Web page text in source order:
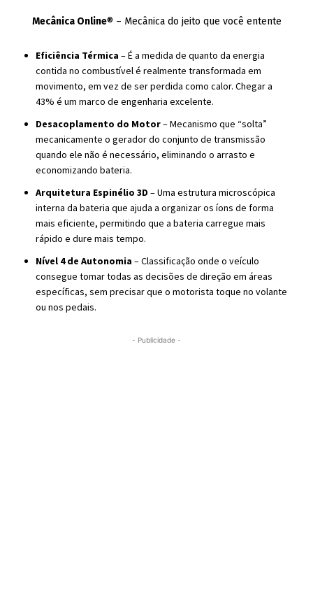
Mecânica Online® – Mecânica do jeito que você entente
Eficiência Térmica – É a medida de quanto da energia
contida no combustível é realmente transformada em
movimento, em vez de ser perdida como calor. Chegar a
43% é um marco de engenharia excelente.
Desacoplamento do Motor– Mecanismo que “solta”
mecanicamente o gerador do conjunto de transmissão
quando ele não é necessário, eliminando o arrasto e
economizando bateria.
Arquitetura Espinélio 3D – Uma estrutura microscópica
interna da bateria que ajuda a organizar os íons de forma
mais eficiente, permitindo que a bateria carregue mais
rápido e dure mais tempo.
Nível 4 de Autonomia – Classificação onde o veículo
consegue tomar todas as decisões de direção em áreas
específicas, sem precisar que o motorista toque no volante
ou nos pedais.
- Publicidade -